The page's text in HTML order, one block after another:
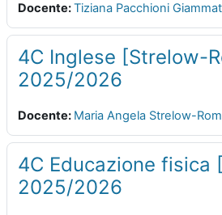
Docente:Tiziana Pacchioni
4C Inglese [Strelow-
2025/2026
Docente: Maria Angela Strelow-
4C Educazione fisica
2025/2026